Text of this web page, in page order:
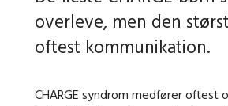
overleve, men den
oftest kommunikation.
CHARGE syndrom medfører